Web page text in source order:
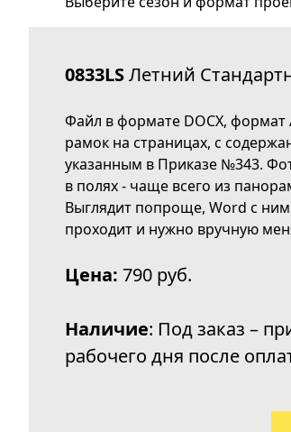
0833LSЛетний
Файл в формате DOCX, формат
рамок на страницах, с
указанным в Приказе №343.
в полях - чаще всего из
Выглядит попроще, Word с ним
проходит и нужно вручную
Цена: 790 руб.
Наличие: Под заказ –
рабочего дня после